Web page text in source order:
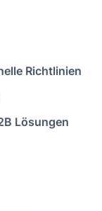
Richtlinien
Lösungen